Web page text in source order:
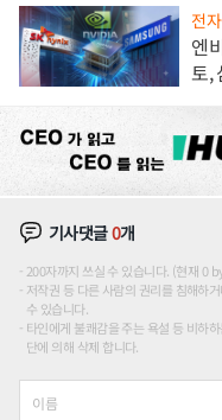
전
엔
토,
기사댓글0개
200자까지 쓰실 수 있습니다. (현재 0
저작권 등 다른 사람의 권리를 침해하
수 있습니다.
타인에게 불쾌감을 주는 욕설 등 비하
단에 의해 삭제 합니다.